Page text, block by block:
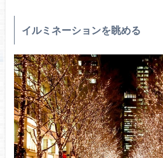
イルミネーションを眺める